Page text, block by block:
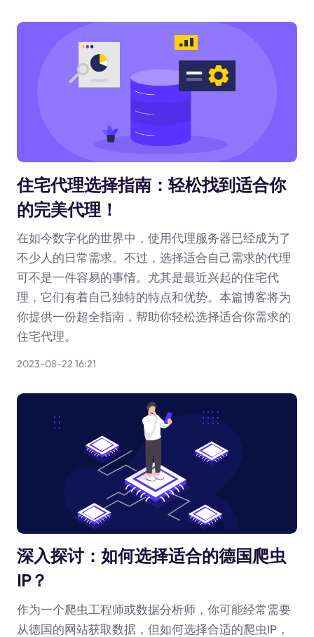
住宅代理选择指南：轻松找到适合你
的完美代理！
在如今数字化的世界中，使用代理服务器已经成为了
不少人的日常需求。不过，选择适合自己需求的代理
可不是一件容易的事情。尤其是最近兴起的住宅代
理，它们有着自己独特的特点和优势。本篇博客将为
你提供一份超全指南，帮助你轻松选择适合你需求的
住宅代理。
2023-08-22 16:21
深入探讨：如何选择适合的德国爬虫
IP？
作为一个爬虫工程师或数据分析师，你可能经常需要
从德国的网站获取数据，但如何选择合适的爬虫IP，